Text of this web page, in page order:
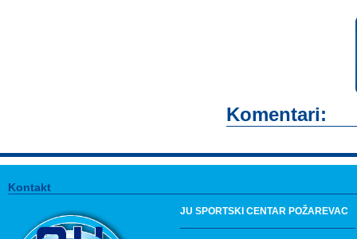
Komentari:
Kontakt
JU SPORTSKI CENTAR POŽAREVAC